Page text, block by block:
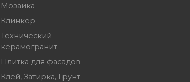
Мозаика
Клинкер
Технический
керамогранит
Плитка для фасадов
Клей, Затирка, Грунт